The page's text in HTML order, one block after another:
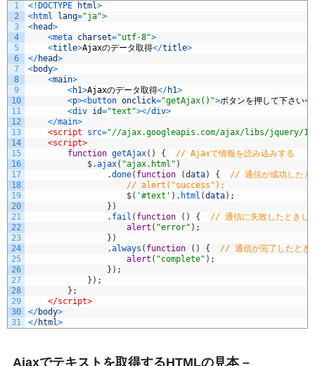
1
2
3
4
5
6
7
8
9
10
11
12
13
14
15
16
17
18
19
20
21
22
23
24
25
26
27
28
29
30
31
< ! DOCTYPE html>
<html lang="ja">
<head>
<meta charset="utf-8">
<title>Ajaxのデータ取得</title>
</head>
<body>
<main>
<h1>Ajaxのデータ取得</h1>
<p><button onclick="getAjax()">ボタンを押して下さい<
<div id="text"></div>
</main>
<script src="//ajax.googleapis.com/ajax/libs/jquery/
<script>
function getAjax( ) {
// Ajaxで情報を読み込みする
$.ajax( "ajax.html" )
.done( function (data) {
// 通信が成功した
// alert("success");
$( '#text' ) . html (data) ;
} )
. fail ( function ( ) {
// 通信に失敗したときし
alert ( "error" ) ;
} )
.always ( function ( ) {
// 通信が完了したとき
alert ( "complete" ) ;
} ) ;
} ) ;
} ;
</script>
</body>
</html>
Ajaxでテキストを取得するHTMLの見本 –